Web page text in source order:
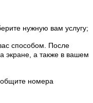
нужную вам услугу;
способом. После
экране, а также в вашем
номера